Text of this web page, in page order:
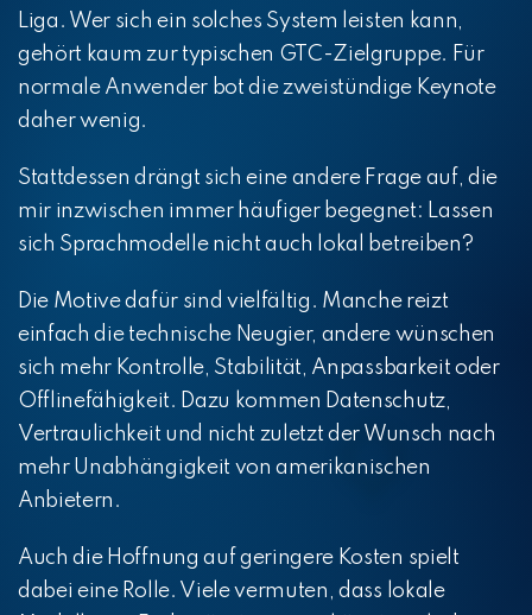
Liga. Wer sich ein solches System leisten kann,
gehört kaum zur typischen GTC-Zielgruppe. Für
normale Anwender bot die zweistündige Keynote
daher wenig.
Stattdessen drängt sich eine andere Frage auf, die
mir inzwischen immer häufiger begegnet: Lassen
sich Sprachmodelle nicht auch lokal betreiben?
Die Motive dafür sind vielfältig. Manche reizt
einfach die technische Neugier, andere wünschen
sich mehr Kontrolle, Stabilität, Anpassbarkeit oder
Offlinefähigkeit. Dazu kommen Datenschutz,
Vertraulichkeit und nicht zuletzt der Wunsch nach
mehr Unabhängigkeit von amerikanischen
Anbietern.
Auch die Hoffnung auf geringere Kosten spielt
dabei eine Rolle. Viele vermuten, dass lokale